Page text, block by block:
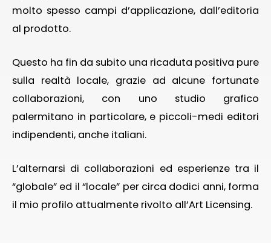
molto spesso campi d’applicazione, dall’editoria
al prodotto.
Questo ha fin da subito una ricaduta positiva pure
sulla realtà locale, grazie ad alcune fortunate
collaborazioni, con uno studio grafico
palermitano in particolare, e piccoli-medi editori
indipendenti, anche italiani.
L’alternarsi di collaborazioni ed esperienze tra il
“globale” ed il “locale” per circa dodici anni, forma
il mio profilo attualmente rivolto all’Art Licensing.